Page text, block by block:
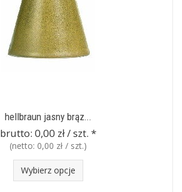
hellbraun jasny brąz...
brutto: 0,00 zł / szt. *
(netto: 0,00 zł / szt.)
Wybierz opcje